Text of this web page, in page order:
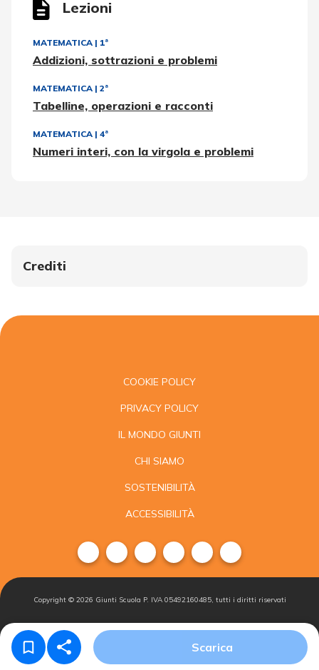
Lezioni
MATEMATICA | 1ª
Addizioni, sottrazioni e problemi
MATEMATICA | 2ª
Tabelline, operazioni e racconti
MATEMATICA | 4ª
Numeri interi, con la virgola e problemi
Crediti
Scarica
COOKIE POLICY
PRIVACY POLICY
IL MONDO GIUNTI
CHI SIAMO
SOSTENIBILITÀ
ACCESSIBILITÀ
Copyright © 2026 Giunti Scuola P. IVA 05492160485, tutti i diritti riservati
Condizioni di
vendita
Gestisci i
Iscriviti alla
newsletter